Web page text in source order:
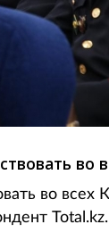
во
во всех
Total.kz.